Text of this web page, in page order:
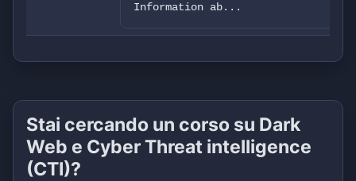
Information ab...
Stai cercando un corso su Dark
Web e Cyber Threat intelligence
(CTI)?